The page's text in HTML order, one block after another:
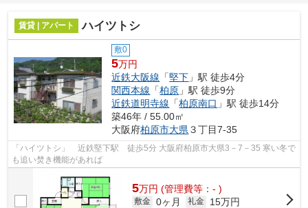
賃貸 | アパート ハイツトシ
敷0
5万円
近鉄大阪線 「堅下 」駅 徒歩4分
関西本線 「柏原 」駅 徒歩9分
近鉄道明寺線 「柏原南口 」駅 徒歩14分
築46年 / 55.00㎡
大阪府柏原市大県 ３丁目7-35
「ハイツトシ」 近鉄堅下駅 徒歩5分 大阪府柏原市大県3－7－35 寒い冬で
も追い焚き機能があれば
5万円 (管理費等：- )
敷金 0ヶ月 礼金
15万円